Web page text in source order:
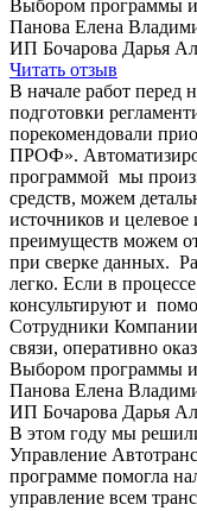
Выбором программы и
Панова Елена
ИП Бочарова Дарья
Читать отзыв
В начале работ перед
подготовки
порекомендовали
ПРОФ».
программой мы
средств, можем
источников и
преимуществ можем
при сверке данных.
легко. Если в
консультируют и
Сотрудники Компании
связи, оперативно
Выбором программы и
Панова Елена
ИП Бочарова Дарья
В этом году мы
Управление
программе помогла
управление всем